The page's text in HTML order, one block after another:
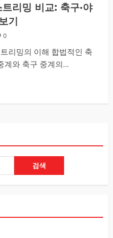
리밍 비교: 축구·야
기
0
리밍의 이해 합법적인 축
계와 축구 중계의...
검색